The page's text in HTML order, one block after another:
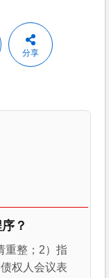
分享
？
重整；2）指
权人会议表